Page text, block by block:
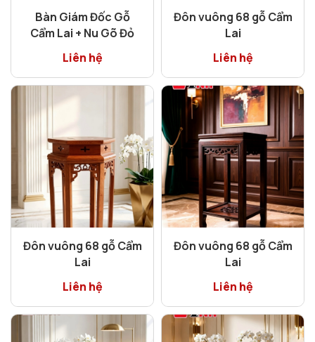
Bàn Giám Đốc Gỗ
Cẩm Lai + Nu Gõ Đỏ
Liên hệ
Đôn vuông 68 gỗ Cẩm
Lai
Liên hệ
Đôn vuông 68 gỗ Cẩm
Lai
Liên hệ
Đôn vuông 68 gỗ Cẩm
Lai
Liên hệ